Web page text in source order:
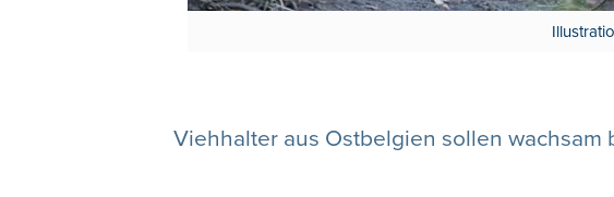
Viehhalter aus Ostbelgien sollen